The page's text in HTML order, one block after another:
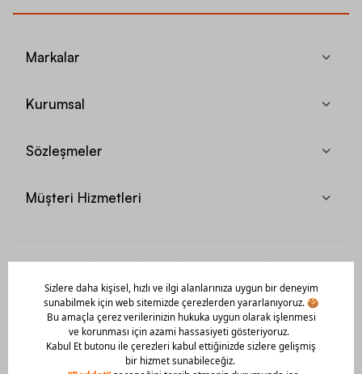
Markalar
Kurumsal
Sözleşmeler
Müşteri Hizmetleri
Mobil Uygulamamızı Hemen İndir!